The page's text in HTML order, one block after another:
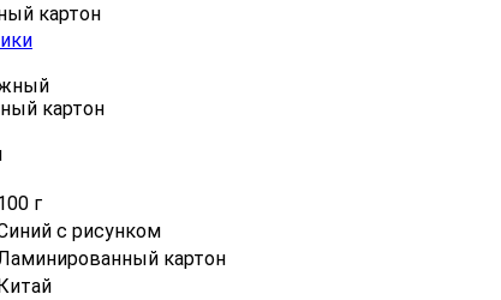
картон
картон
г
с рисунком
картон